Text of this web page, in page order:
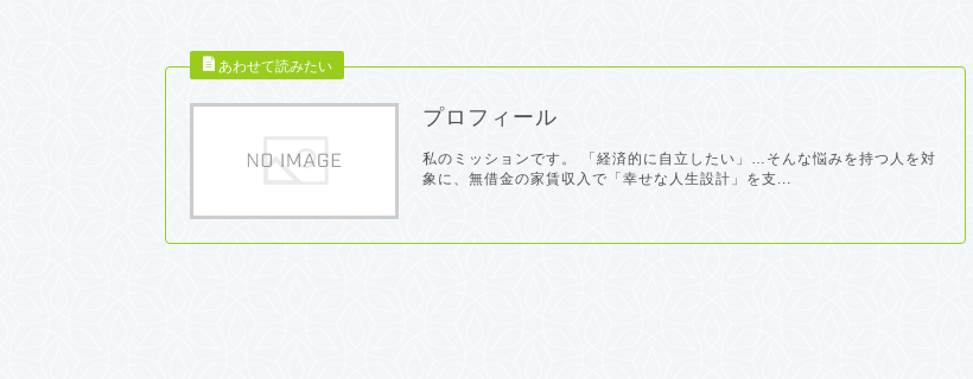
プロフィール
私のミッションです。 「経済的に自立したい」…そんな悩みを持つ人を対
象に、無借金の家賃収入で「幸せな人生設計」を支...